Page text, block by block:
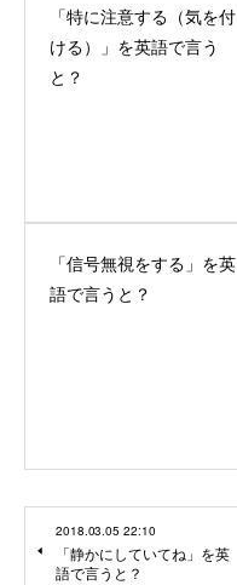
「特に注意する（気を付
ける）」を英語で言う
と？
「信号無視をする」を英
語で言うと？
2018.03.05 22:10
「静かにしていてね」を英
語で言うと？